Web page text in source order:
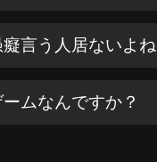
言う人居ないよね
ムなんですか？